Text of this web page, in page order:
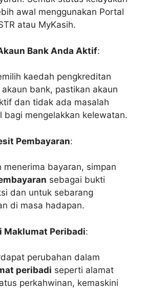
awal menggunakan Portal
atau MyKasih.
Bank Anda Aktif:
kaedah pengkreditan
akaun bank, pastikan akaun
dan tidak ada masalah
bagi mengelakkan kelewatan.
Pembayaran:
menerima bayaran, simpan
sebagai bukti
dan untuk sebarang
di masa hadapan.
Maklumat Peribadi:
perubahan dalam
peribadi seperti alamat
perkahwinan, kemaskini